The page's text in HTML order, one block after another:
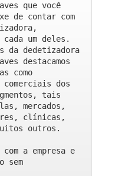
que você
de contar com
um deles.
da dedetizadora
destacamos
como
comerciais dos
tais
mercados,
clínicas,
outros.
a empresa e
sem